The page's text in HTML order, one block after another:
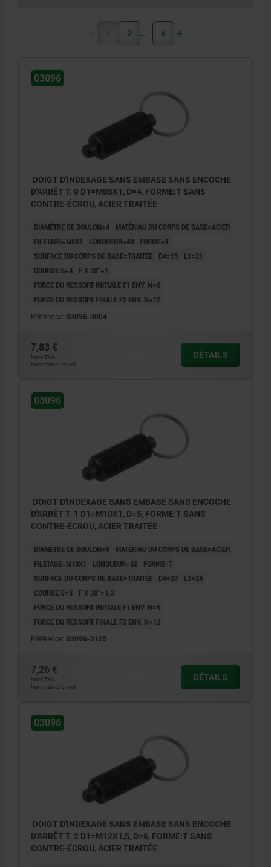
Forme T:sans encoche d’arrêt, sans contre-
Forme U:sans encoche d’arrêt, avec contre-
Forme X:avec encoche d'arrêt, sans contre-
Forme Y:avec encoche d'arrêt, avec contre-
1 2 6
03096
DOIGT D'INDEXAGE SANS EMBASE SANS ENCOCHE
D'ARRÊT T. 0 D1=M08X1, D=4, FORME:T SANS
CONTRE-ÉCROU, ACIER TRAITÉE
DIAMÈTRE DE BOULON=4
MATÉRIAU DU CORPS DE BASE=ACIER
FILETAGE=M8X1
LONGUEUR=40
FORME=T
SURFACE DU CORPS DE BASE=TRAITÉE
D4=15
L1=21
COURSE S=4
F X 30°=1
FORCE DU RESSORT INITIALE F1 ENV. N=6
FORCE DU RESSORT FINALE F2 ENV. N=12
Référence: 03096-3004
7,83 €
hors TVA
hors frais d’envoi
DÉTAILS
03096
DOIGT D'INDEXAGE SANS EMBASE SANS ENCOCHE
D'ARRÊT T. 1 D1=M10X1, D=5, FORME:T SANS
CONTRE-ÉCROU, ACIER TRAITÉE
DIAMÈTRE DE BOULON=5
MATÉRIAU DU CORPS DE BASE=ACIER
FILETAGE=M10X1
LONGUEUR=52
FORME=T
SURFACE DU CORPS DE BASE=TRAITÉE
D4=23
L1=24
COURSE S=5
F X 30°=1,3
FORCE DU RESSORT INITIALE F1 ENV. N=5
FORCE DU RESSORT FINALE F2 ENV. N=12
Référence: 03096-3105
7,26 €
hors TVA
hors frais d’envoi
DÉTAILS
03096
DOIGT D'INDEXAGE SANS EMBASE SANS ENCOCHE
D'ARRÊT T. 2 D1=M12X1,5, D=6, FORME:T SANS
CONTRE-ÉCROU, ACIER TRAITÉE